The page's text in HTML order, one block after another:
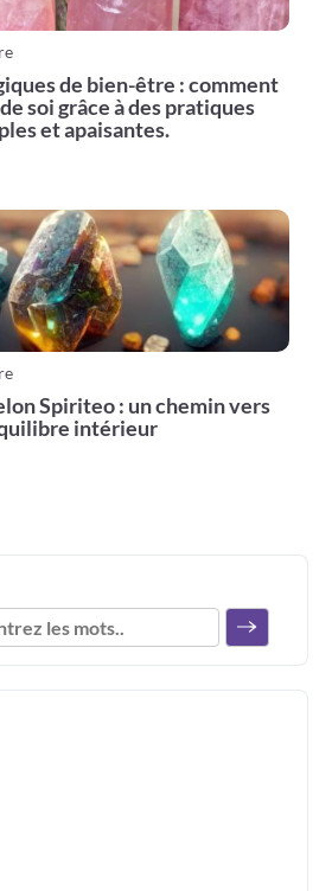
de bien-être : comment
soi grâce à des pratiques
et apaisantes.
Spiriteo : un chemin vers
intérieur